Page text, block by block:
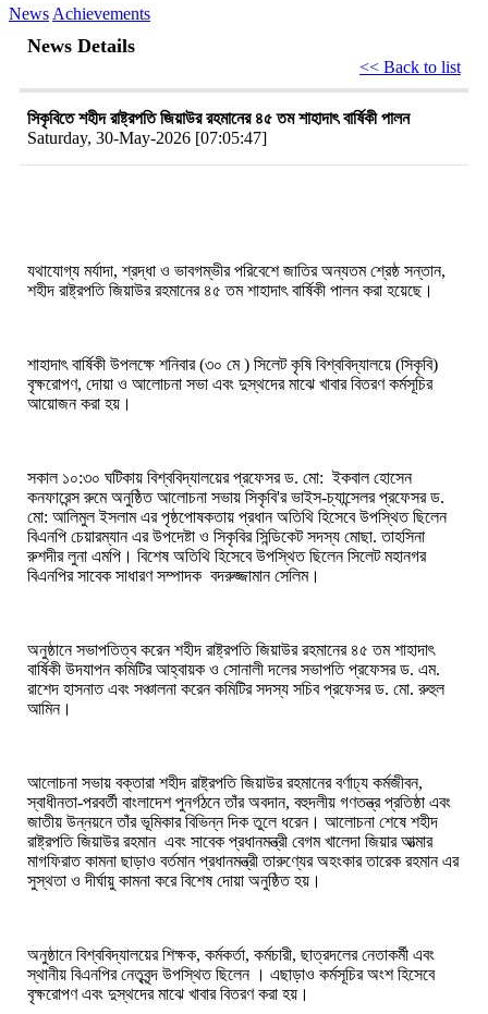
News Achievements
News Details
<< Back to list
সিকৃবিতে শহীদ রাষ্ট্রপতি জিয়াউর রহমানের ৪৫ তম শাহাদাৎ বার্ষিকী পালন
Saturday, 30-May-2026 [07:05:47]
যথাযোগ্য মর্যাদা, শ্রদ্ধা ও ভাবগম্ভীর পরিবেশে জাতির অন্যতম শ্রেষ্ঠ সন্তান,
শহীদ রাষ্ট্রপতি জিয়াউর রহমানের ৪৫ তম শাহাদাৎ বার্ষিকী পালন করা হয়েছে।
শাহাদাৎ বার্ষিকী উপলক্ষে শনিবার (৩০ মে ) সিলেট কৃষি বিশ্ববিদ্যালয়ে (সিকৃবি)
বৃক্ষরোপণ, দোয়া ও আলোচনা সভা এবং দুস্থদের মাঝে খাবার বিতরণ কর্মসূচির
আয়োজন করা হয়।
সকাল ১০:৩০ ঘটিকায় বিশ্ববিদ্যালয়ের প্রফেসর ড. মো: ইকবাল হোসেন
কনফারেন্স রুমে অনুষ্ঠিত আলোচনা সভায় সিকৃবি'র ভাইস-চ্যান্সেলর প্রফেসর ড.
মো: আলিমুল ইসলাম এর পৃষ্ঠপোষকতায় প্রধান অতিথি হিসেবে উপস্থিত ছিলেন
বিএনপি চেয়ারম্যান এর উপদেষ্টা ও সিকৃবির সিন্ডিকেট সদস্য মোছা. তাহসিনা
রুশদীর লুনা এমপি। বিশেষ অতিথি হিসেবে উপস্থিত ছিলেন সিলেট মহানগর
বিএনপির সাবেক সাধারণ সম্পাদক বদরুজ্জামান সেলিম।
অনুষ্ঠানে সভাপতিত্ব করেন শহীদ রাষ্ট্রপতি জিয়াউর রহমানের ৪৫ তম শাহাদাৎ
বার্ষিকী উদযাপন কমিটির আহ্বায়ক ও সোনালী দলের সভাপতি প্রফেসর ড. এম.
রাশেদ হাসনাত এবং সঞ্চালনা করেন কমিটির সদস্য সচিব প্রফেসর ড. মো. রুহুল
আমিন।
আলোচনা সভায় বক্তারা শহীদ রাষ্ট্রপতি জিয়াউর রহমানের বর্ণাঢ্য কর্মজীবন,
স্বাধীনতা-পরবর্তী বাংলাদেশ পুনর্গঠনে তাঁর অবদান, বহুদলীয় গণতন্ত্র প্রতিষ্ঠা এবং
জাতীয় উন্নয়নে তাঁর ভূমিকার বিভিন্ন দিক তুলে ধরেন। আলোচনা শেষে শহীদ
রাষ্ট্রপতি জিয়াউর রহমান এবং সাবেক প্রধানমন্ত্রী বেগম খালেদা জিয়ার আত্মার
মাগফিরাত কামনা ছাড়াও বর্তমান প্রধানমন্ত্রী তারুণ্যের অহংকার তারেক রহমান এর
সুস্থতা ও দীর্ঘায়ু কামনা করে বিশেষ দোয়া অনুষ্ঠিত হয়।
অনুষ্ঠানে বিশ্ববিদ্যালয়ের শিক্ষক, কর্মকর্তা, কর্মচারী, ছাত্রদলের নেতাকর্মী এবং
স্থানীয় বিএনপির নেতৃবৃন্দ উপস্থিত ছিলেন । এছাড়াও কর্মসূচির অংশ হিসেবে
বৃক্ষরোপণ এবং দুস্থদের মাঝে খাবার বিতরণ করা হয়।